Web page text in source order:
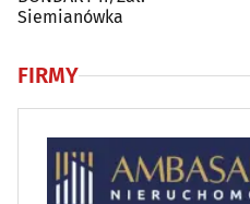
Siemianówka
FIRMY